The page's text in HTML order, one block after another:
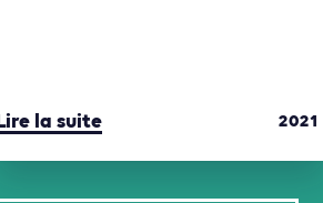
la suite 2021